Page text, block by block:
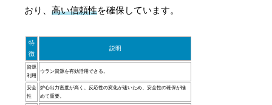
おり、高い信頼性を確保しています。
特
徴
説明
資源
利用
ウラン資源を有効活用できる。
安全
性
炉心出力密度が高く、反応性の変化が速いため、安全性の確保が極
めて重要。